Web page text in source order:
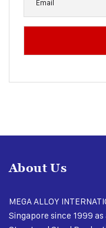
About Us
MEGA ALLOY
Singapore since 1999